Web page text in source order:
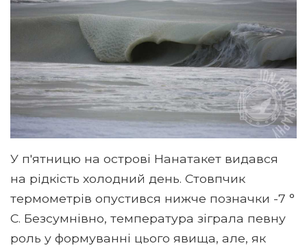
У п'ятницю на острові Нанатакет видався
на рідкість холодний день. Стовпчик
термометрів опустився нижче позначки -7 °
C. Безсумнівно, температура зіграла певну
роль у формуванні цього явища, але, як